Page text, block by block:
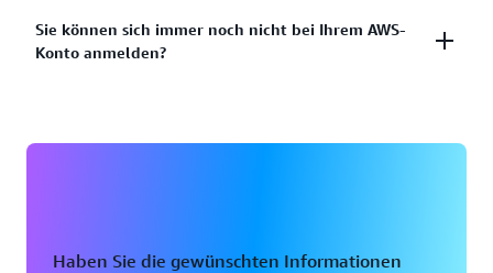
Root-Benutzerkonto?
Verlorenes oder unbrauchbares Multi-Faktor-
Authentifizierungs-Gerät (MFA)
Sie können sich immer noch nicht bei Ihrem AWS-
Konto anmelden?
Haben Sie die gewünschten Informationen